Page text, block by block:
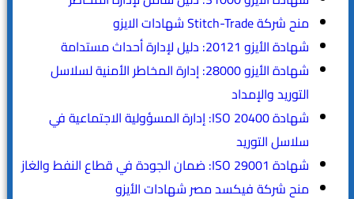
منح شركة Stitch-Trade شهادات الايزو
شهادة الأيزو 20121: دليل لإدارة أحداث مستدامة
شهادة الأيزو 28000: إدارة المخاطر الأمنية لسلاسل
التوريد والإمداد
شهادة ISO 20400: إدارة المسؤولية الاجتماعية في
سلاسل التوريد
شهادة ISO 29001: ضمان الجودة في قطاع النفط والغاز
منح شركة فيكسد مصر شهادات الأيزو